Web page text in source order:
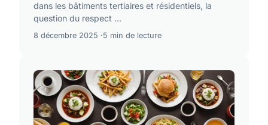
dans les bâtiments tertiaires et résidentiels, la
question du respect ...
8 décembre 2025 5 min de lecture